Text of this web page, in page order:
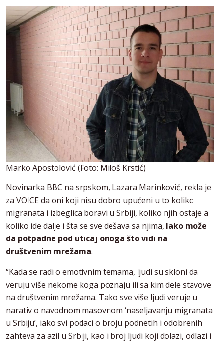
Marko Apostolović (Foto: Miloš Krstić)
Novinarka BBC na srpskom, Lazara Marinković, rekla je
za VOICE da oni koji nisu dobro upućeni u to koliko
migranata i izbeglica boravi u Srbiji, koliko njih ostaje a
koliko ide dalje i šta se sve dešava sa njima, lako može
da potpadne pod uticaj onoga što vidi na
društvenim mrežama.
“Kada se radi o emotivnim temama, ljudi su skloni da
veruju više nekome koga poznaju ili sa kim dele stavove
na društvenim mrežama. Tako sve više ljudi veruje u
narativ o navodnom masovnom ‘naseljavanju migranata
u Srbiju’, iako svi podaci o broju podnetih i odobrenih
zahteva za azil u Srbiji, kao i broj ljudi koji dolazi, odlazi i